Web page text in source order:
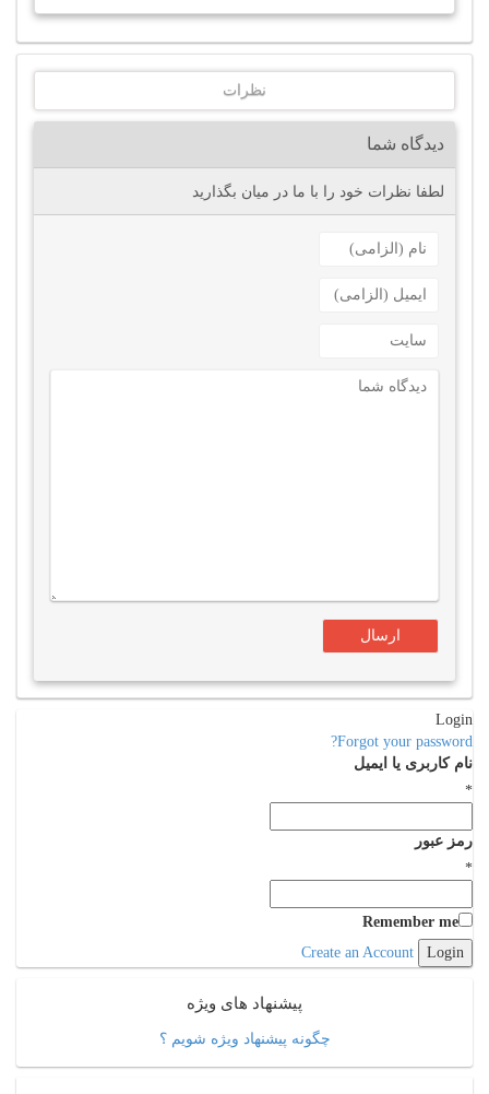
نظرات
دیدگاه شما
لطفا نظرات خود را با ما در میان بگذارید
Login
Forgot your password?
نام کاربری یا ایمیل
*
رمز عبور
*
Remember me
Create an Account
پیشنهاد های ویژه
چگونه پیشنهاد ویژه شویم ؟